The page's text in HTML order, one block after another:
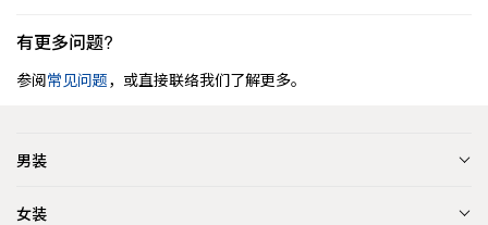
有更多问题?
参阅常见问题，或直接联络我们了解更多。
男装
女装